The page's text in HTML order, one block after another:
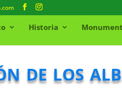
Historia
de los